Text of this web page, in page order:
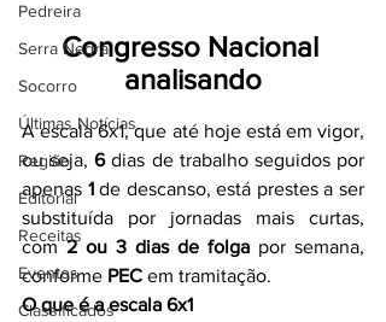
Pedreira
Serra Negra
Socorro
Últimas Notícias
Região
Editorial
Receitas
Eventos
Classificados
Congresso Nacional
analisando
A escala 6x1, que até hoje está em vigor,
ou seja, 6 dias de trabalho seguidos por
apenas 1 de descanso, está prestes a ser
substituída por jornadas mais curtas,
com 2 ou 3 dias de folga por semana,
conforme PEC em tramitação.
O que é a escala 6x1